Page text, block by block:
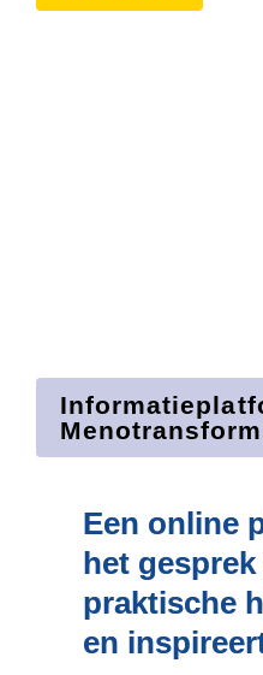
Een online
het
praktische
en